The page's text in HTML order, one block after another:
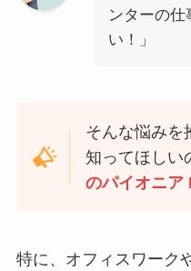
ンターの仕
い！」
そんな悩みを
知ってほしい
のパイオニア
特に、オフィスワーク